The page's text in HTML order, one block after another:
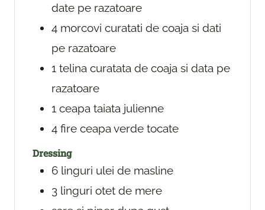
date pe razatoare
4 morcovi curatati de coaja si dati
pe razatoare
1 telina curatata de coaja si data pe
razatoare
1 ceapa taiata julienne
4 fire ceapa verde tocate
Dressing
6 linguri ulei de masline
3 linguri otet de mere